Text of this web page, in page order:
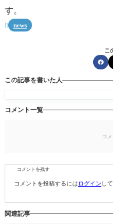
す。
 news
こ
この記事を書いた人
コメント一覧
コ
コメントを残す
コメントを投稿するにはログイン し
関連記事